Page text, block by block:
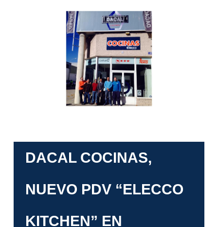
DACAL COCINAS,
NUEVO PDV “ELECCO
KITCHEN” EN